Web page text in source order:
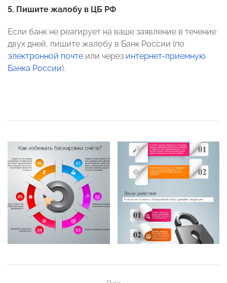
5. Пишите жалобу в ЦБ РФ
Если банк не реагирует на ваше заявление в течение
двух дней, пишите жалобу в Банк России (по
электронной почте или через интернет-приемную
Банка России).